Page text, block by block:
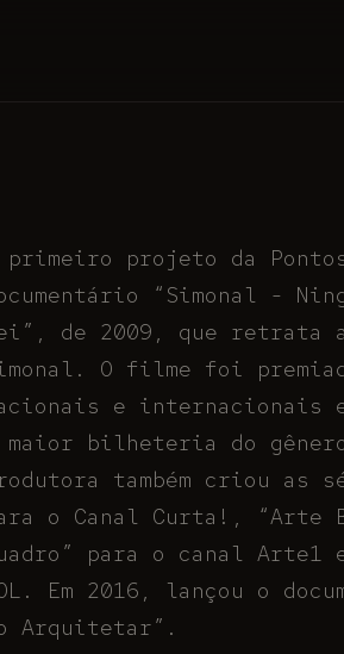
primeiro projeto da
“Simonal -
de 2009, que retrata
O filme foi
e internacionais e
maior bilheteria do
também criou as
o Canal Curta!, “Arte
para o canal Arte1
Em 2016, lançou o
Arquitetar”.